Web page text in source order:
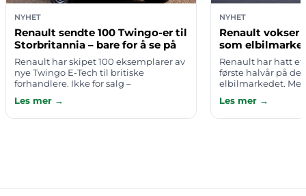
NYHET
Renault sendte 100 Twingo-er til
Storbritannia – bare for å se på
Renault har skipet 100 eksemplarer av
nye Twingo E-Tech til britiske
forhandlere. Ikke for salg –
er der, du kan se på den, ta på den,
set…
Les mer →
NYHET
Renault vokser
som
Renault har hatt
første halvår på
elbilmarkedet.
seks første
elbils…
Les mer →